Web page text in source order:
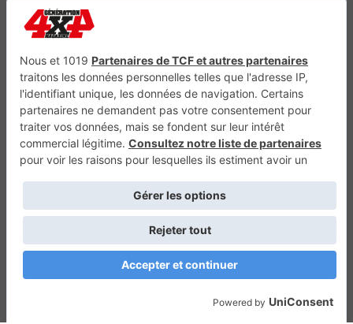
Génération Electrique Génération Sans Permis VTTAE.fr FullAttack
Retour en haut
Depuis 2010 - Un magazine duGroupe CPPRESSE